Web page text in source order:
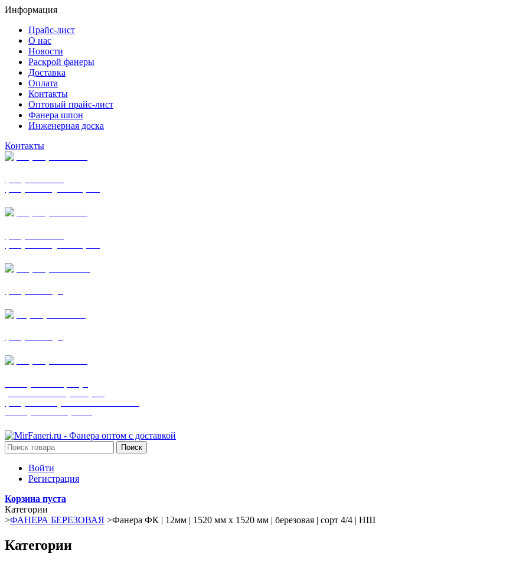
Информация
Прайс-лист
О нас
Новости
Раскрой фанеры
Доставка
Оплата
Контакты
Оптовый прайс-лист
Фанера шпон
Инженерная доска
Контакты
Поиск
Войти
Регистрация
Корзина пуста
Категории
>ФАНЕРА БЕРЕЗОВАЯ >Фанера ФК | 12мм | 1520 мм х 1520 мм | березовая | сорт 4/4 | НШ
Категории